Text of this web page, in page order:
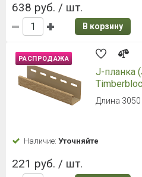
638 руб. / шт.
В корзину
РАСПРОДАЖА
J-планка
Длина
Наличие: Уточняйте
221 руб. / шт.